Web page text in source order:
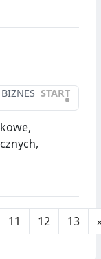
BIZNES START
•
11 12 13